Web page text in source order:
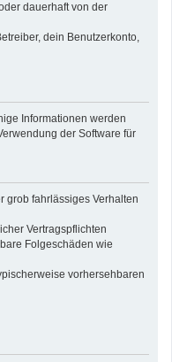
dauerhaft von der
dein Benutzerkonto,
Informationen werden
der Software für
grob fahrlässiges Verhalten
Vertragspflichten
Folgeschäden wie
vorhersehbaren